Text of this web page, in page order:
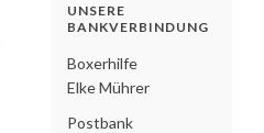
UNSERE
BANKVERBINDUNG
Boxerhilfe
Elke Mührer
Postbank